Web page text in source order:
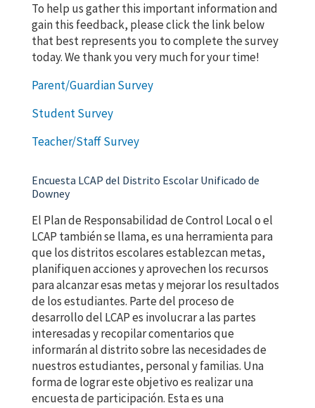
To help us gather this important information and
gain this feedback, please click the link below
that best represents you to complete the survey
today. We thank you very much for your time!
Parent/Guardian Survey
Student Survey
Teacher/Staff Survey
Encuesta LCAP del Distrito Escolar Unificado de
Downey
El Plan de Responsabilidad de Control Local o el
LCAP también se llama, es una herramienta para
que los distritos escolares establezcan metas,
planifiquen acciones y aprovechen los recursos
para alcanzar esas metas y mejorar los resultados
de los estudiantes. Parte del proceso de
desarrollo del LCAP es involucrar a las partes
interesadas y recopilar comentarios que
informarán al distrito sobre las necesidades de
nuestros estudiantes, personal y familias. Una
forma de lograr este objetivo es realizar una
encuesta de participación. Esta es una